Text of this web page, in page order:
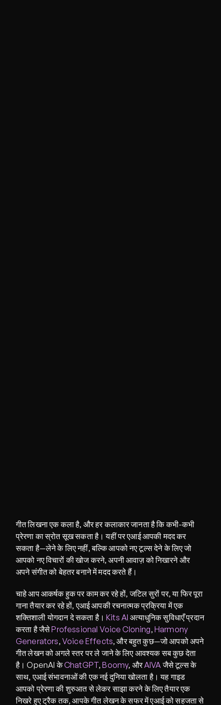
गीत लिखना एक कला है, और हर कलाकार जानता है कि कभी-कभी
प्रेरणा का स्रोत सूख सकता है। यहीं पर एआई आपकी मदद कर
सकता है—लेने के लिए नहीं, बल्कि आपको नए टूल्स देने के लिए जो
आपको नए विचारों की खोज करने, अपनी आवाज़ को निखारने और
अपने संगीत को बेहतर बनाने में मदद करते हैं।
चाहे आप आकर्षक हुक पर काम कर रहे हों, जटिल सुरों पर, या फिर पूरा
गाना तैयार कर रहे हों, एआई आपकी रचनात्मक प्रक्रिया में एक
शक्तिशाली योगदान दे सकता है। Kits AI अत्याधुनिक सुविधाएँ प्रदान
करता है जैसे Professional Voice Cloning, Harmony
Generators, Voice Effects, और बहुत कुछ—जो आपको अपने
गीत लेखन को अगले स्तर पर ले जाने के लिए आवश्यक सब कुछ देता
है। OpenAI के ChatGPT, Boomy, और AIVA जैसे टूल्स के
साथ, एआई संभावनाओं की एक नई दुनिया खोलता है। यह गाइड
आपको प्रेरणा की शुरुआत से लेकर साझा करने के लिए तैयार एक
निखरे हुए ट्रैक तक, आपके गीत लेखन के सफर में एआई को सहजता से